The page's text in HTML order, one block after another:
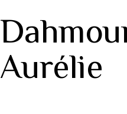
Aurélie